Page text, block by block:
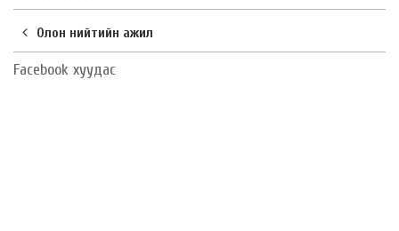
Олон нийтийн ажил
Facebook хуудас